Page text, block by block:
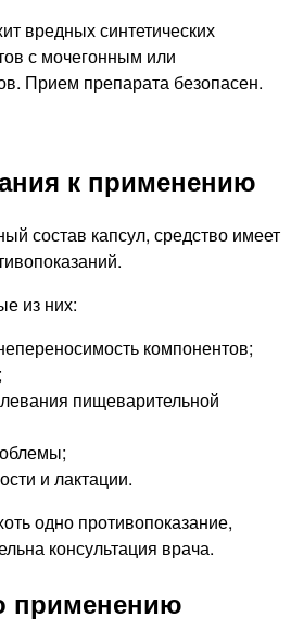
вредных синтетических
с мочегонным или
Прием препарата безопасен.
к применению
состав капсул, средство имеет
из них:
компонентов;
пищеварительной
и лактации.
одно противопоказание,
консультация врача.
применению